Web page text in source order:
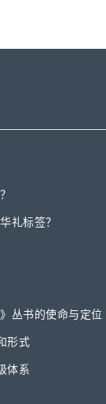
礼标签？
丛书的使命与定位
形式
体系